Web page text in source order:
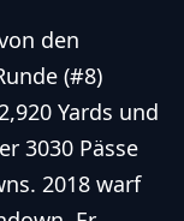
den
(#8)
Yards und
3030 Pässe
2018 warf